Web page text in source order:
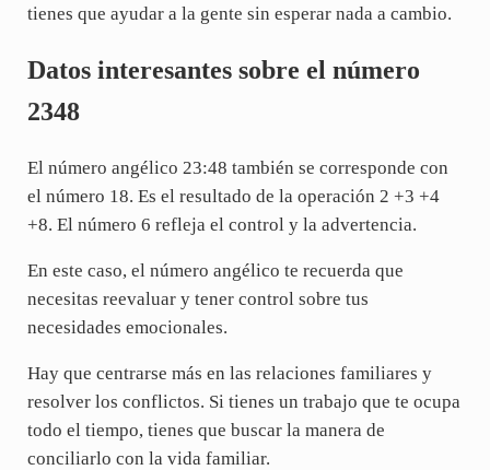
tienes que ayudar a la gente sin esperar nada a cambio.
Datos interesantes sobre el número
2348
El número angélico 23:48 también se corresponde con
el número 18. Es el resultado de la operación 2 +3 +4
+8. El número 6 refleja el control y la advertencia.
En este caso, el número angélico te recuerda que
necesitas reevaluar y tener control sobre tus
necesidades emocionales.
Hay que centrarse más en las relaciones familiares y
resolver los conflictos. Si tienes un trabajo que te ocupa
todo el tiempo, tienes que buscar la manera de
conciliarlo con la vida familiar.